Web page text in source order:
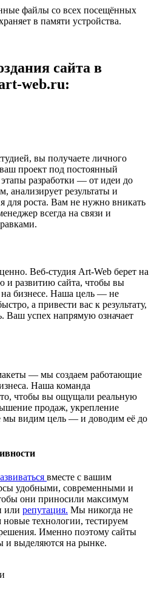
файлы со всех посещённых
в памяти устройства.
сайта в
web.ru:
вы получаете личного
проект под постоянный
разработки — от идеи до
анализирует результаты и
для роста. Вам не нужно вникать
всегда на связи и
Веб-студия Art-Web берет на
и развитию сайта, чтобы вы
на бизнесе. Наша цель — не
а привести вас к результату,
Ваш успех напрямую означает
— мы создаем работающие
Наша команда
то, чтобы вы ощущали реальную
продаж, укрепление
видим цель — и доводим её до
вместе с вашим
удобными, современными и
они приносили максимум
или репутация. Мы никогда не
новые технологии, тестируем
Именно поэтому сайты
и выделяются на рынке.